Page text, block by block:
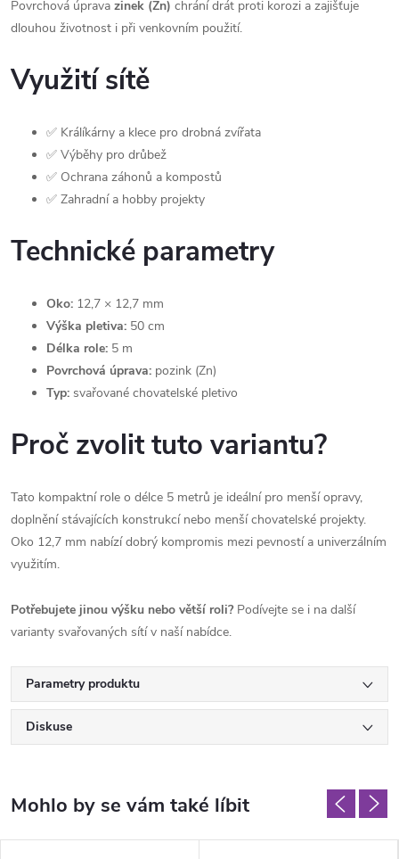
Povrchová úprava zinek (Zn) chrání drát proti korozi a zajišťuje
dlouhou životnost i při venkovním použití.
Využití sítě
✅ Králíkárny a klece pro drobná zvířata
✅ Výběhy pro drůbež
✅ Ochrana záhonů a kompostů
✅ Zahradní a hobby projekty
Technické parametry
Oko: 12,7 × 12,7 mm
Výška pletiva: 50 cm
Délka role: 5 m
Povrchová úprava: pozink (Zn)
Typ: svařované chovatelské pletivo
Proč zvolit tuto variantu?
Tato kompaktní role o délce 5 metrů je ideální pro menší opravy,
doplnění stávajících konstrukcí nebo menší chovatelské projekty.
Oko 12,7 mm nabízí dobrý kompromis mezi pevností a univerzálním
využitím.
Potřebujete jinou výšku nebo větší roli?Podívejte se i na další
varianty svařovaných sítí v naší nabídce.
Parametry produktu
Diskuse